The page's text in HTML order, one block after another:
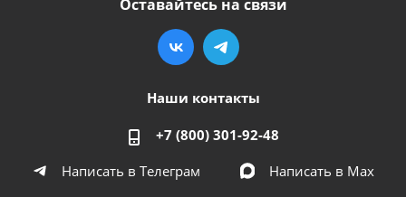
Оставайтесь на связи
Наши контакты
+7 (800) 301-92-48
Написать в Телеграм
Написать в Мах